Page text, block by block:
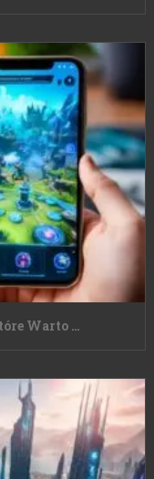
Warto …